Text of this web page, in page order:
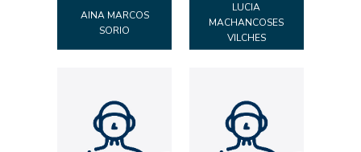
AINA MARCOS
SORIO
LUCIA
MACHANCOSES
VILCHES